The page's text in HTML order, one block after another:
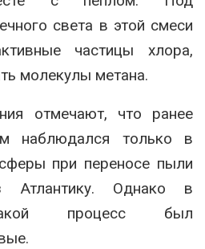
света в этой смеси
частицы хлора,
молекулы метана.
отмечают, что ранее
наблюдался только в
при переносе пыли
Атлантику. Однако в
процесс был